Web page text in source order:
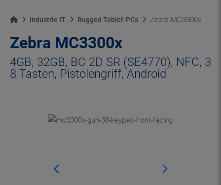
Home Industrie IT Rugged Tablet-PCs Zebra MC3300x
Zebra MC3300x
4GB, 32GB, BC 2D SR (SE4770), NFC, 3
8 Tasten, Pistolengriff, Android